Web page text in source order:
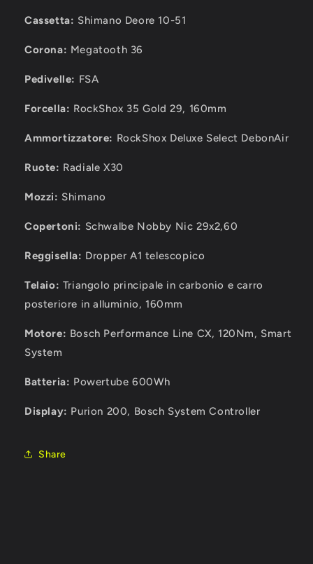
Cassetta: Shimano Deore 10-51
Corona: Megatooth 36
Pedivelle: FSA
Forcella: RockShox 35 Gold 29, 160mm
Ammortizzatore: RockShox Deluxe Select DebonAir
Ruote: Radiale X30
Mozzi: Shimano
Copertoni: Schwalbe Nobby Nic 29x2,60
Reggisella: Dropper A1 telescopico
Telaio: Triangolo principale in carbonio e carro
posteriore in alluminio, 160mm
Motore: Bosch Performance Line CX, 120Nm, Smart
System
Batteria: Powertube 600Wh
Display: Purion 200, Bosch System Controller
Share